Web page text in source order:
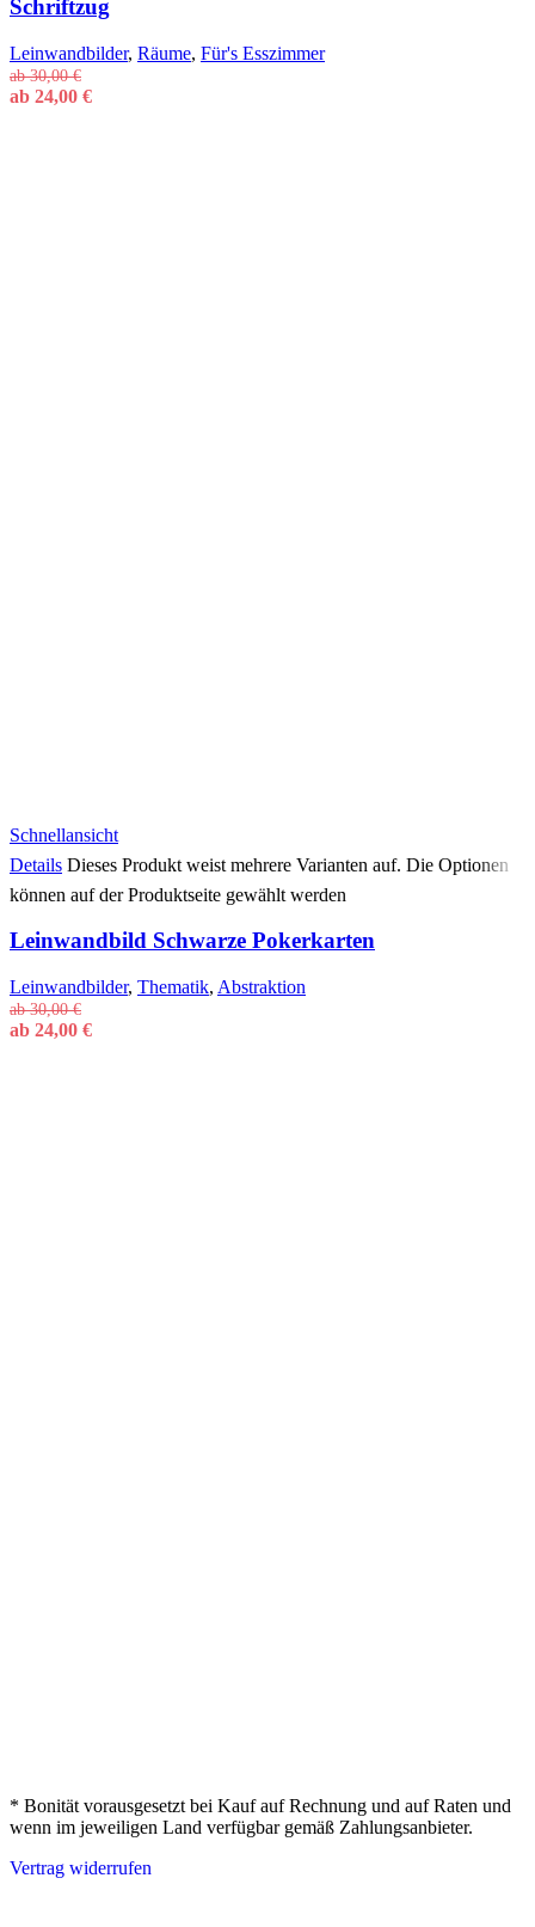
Schriftzug
Leinwandbilder, Räume, Für's Esszimmer
ab30,00€
ab 24,00 €
Schnellansicht
Details Dieses Produkt weist mehrere Varianten auf. Die Optionen
können auf der Produktseite gewählt werden
Leinwandbild Schwarze Pokerkarten
Leinwandbilder, Thematik, Abstraktion
ab30,00€
ab 24,00 €
* Bonität vorausgesetzt bei Kauf auf Rechnung und auf Raten und
wenn im jeweiligen Land verfügbar gemäß Zahlungsanbieter.
Vertrag widerrufen